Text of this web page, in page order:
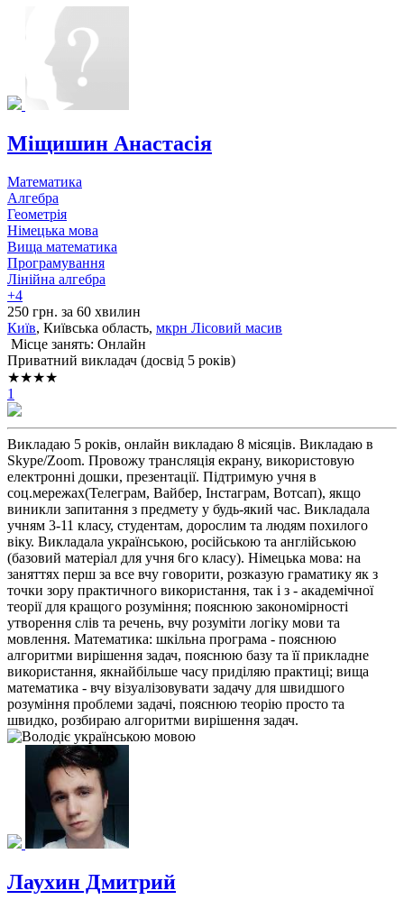
Міщишин Анастасія
Математика
Алгебра
Геометрія
Німецька мова
Вища математика
Програмування
Лінійна алгебра
+4
250 грн. за 60 хвилин
Київ, Київська область, мкрн Лісовий масив
Місце занять: Онлайн
Приватний викладач (досвід 5 років)
★★★★
1
Викладаю 5 років, онлайн викладаю 8 місяців. Викладаю в
Skype/Zoom. Провожу трансляція екрану, використовую
електронні дошки, презентації. Підтримую учня в
соц.мережах(Телеграм, Вайбер, Інстаграм, Вотсап), якщо
виникли запитання з предмету у будь-який час. Викладала
учням 3-11 класу, студентам, дорослим та людям похилого
віку. Викладала українською, російською та англійською
(базовий матеріал для учня 6го класу). Німецька мова: на
заняттях перш за все вчу говорити, розказую граматику як з
точки зору практичного використання, так і з - академічної
теорії для кращого розуміння; пояснюю закономірності
утворення слів та речень, вчу розуміти логіку мови та
мовлення. Математика: шкільна програма - пояснюю
алгоритми вирішення задач, пояснюю базу та її прикладне
використання, якнайбільше часу приділяю практиці; вища
математика - вчу візуалізовувати задачу для швидшого
розуміння проблеми задачі, пояснюю теорію просто та
швидко, розбираю алгоритми вирішення задач.
Лаухин Дмитрий